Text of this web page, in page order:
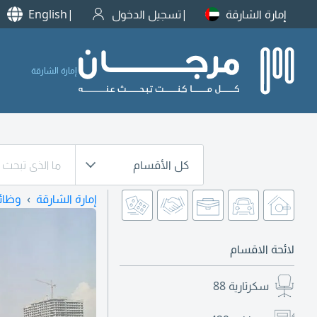
إمارة الشارقة تسجيل الدخول English
إمارة الشارقة
كل الأقسام
لائحة الاقسام
سكرتارية 88
إمارة الشارقة